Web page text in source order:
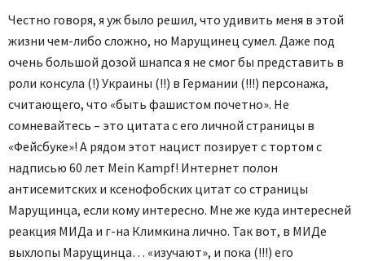
Честно говоря, я уж было решил, что удивить меня в этой
жизни чем-либо сложно, но Марущинец сумел. Даже под
очень большой дозой шнапса я не смог бы представить в
роли консула (!) Украины (!!) в Германии (!!!) персонажа,
считающего, что «быть фашистом почетно». Не
сомневайтесь – это цитата с его личной страницы в
«Фейсбуке»! А рядом этот нацист позирует с тортом с
надписью 60 лет Mein Kampf! Интернет полон
антисемитских и ксенофобских цитат со страницы
Марущинца, если кому интересно. Мне же куда интересней
реакция МИДа и г-на Климкина лично. Так вот, в МИДе
выхлопы Марущинца… «изучают», и пока (!!!) его